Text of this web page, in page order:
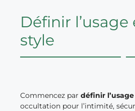
Définir l’usage
style
Commencez par définir l’usage
occultation pour l’intimité,